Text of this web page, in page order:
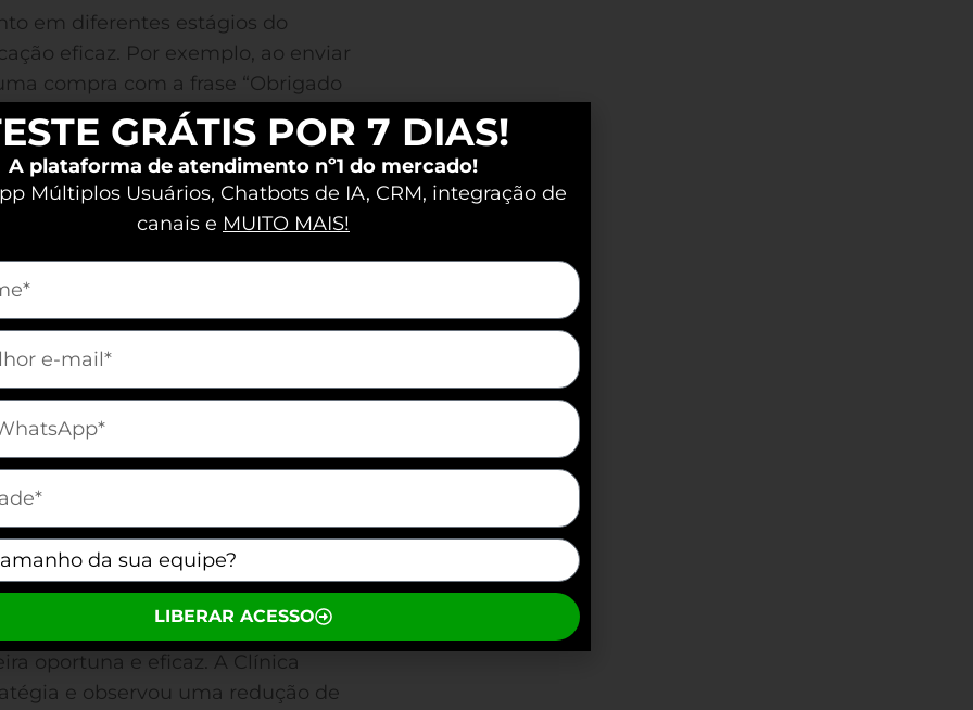
em diferentes estágios do
eficaz. Por exemplo, ao enviar
compra com a frase “Obrigado
no que precisar”, você reforça o
para interações mais positivas e
Fortalecendo
que se sentem valorizados
Harvard Business Review).
de agradecimento consistente
na satisfação dos clientes e
Prime adotou uma
e viu um aumento de
facilita o gerenciamento
respostas, garantindo que a
oportuna e eficaz. A Clínica
e observou uma redução de
GRÁTIS POR 7 DIAS!
A plataforma de atendimento nº1 do mercado!
Múltiplos Usuários, Chatbots de IA, CRM, integração de
canais e MUITO MAIS!
LIBERAR ACESSO